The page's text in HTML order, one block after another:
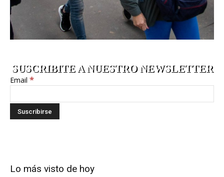
SUSCRIBITE A NUESTRO NEWSLETTER
Email *
Lo más visto de hoy